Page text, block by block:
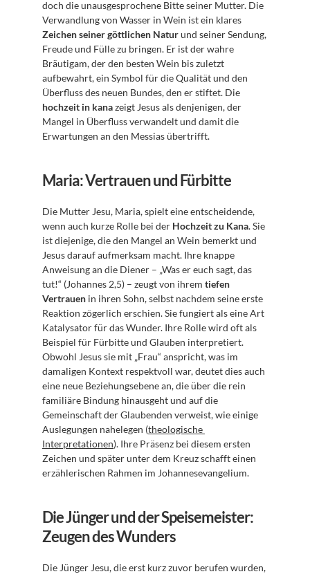
doch die unausgesprochene Bitte seiner Mutter. Die
Zeichen seiner göttlichen Natur und seiner Sendung,
Freude und Fülle zu bringen. Er ist der wahre
Bräutigam, der den besten Wein bis zuletzt
aufbewahrt, ein Symbol für die Qualität und den
hochzeit in kana zeigt Jesus als denjenigen, der
Mangel in Überfluss verwandelt und damit die
Erwartungen an den Messias übertrifft.
Maria: Vertrauen und Fürbitte
Die Mutter Jesu, Maria, spielt eine entscheidende,
wenn auch kurze Rolle bei der Hochzeit zu Kana. Sie
ist diejenige, die den Mangel an Wein bemerkt und
Jesus darauf aufmerksam macht. Ihre knappe
Anweisung an die Diener – „Was er euch sagt, das
tut!“ (Johannes 2,5) – zeugt von ihrem tiefen
Vertrauen in ihren Sohn, selbst nachdem seine erste
Reaktion zögerlich erschien. Sie fungiert als eine Art
Katalysator für das Wunder. Ihre Rolle wird oft als
Beispiel für Fürbitte und Glauben interpretiert.
Obwohl Jesus sie mit „Frau“ anspricht, was im
damaligen Kontext respektvoll war, deutet dies auch
eine neue Beziehungsebene an, die über die rein
familiäre Bindung hinausgeht und auf die
Gemeinschaft der Glaubenden verweist, wie einige
Auslegungen nahelegen (theologische
Interpretationen). Ihre Präsenz bei diesem ersten
Zeichen und später unter dem Kreuz schafft einen
erzählerischen Rahmen im Johannesevangelium.
Die Jünger und der Speisemeister:
Zeugen des Wunders
Die Jünger Jesu, die erst kurz zuvor berufen wurden,